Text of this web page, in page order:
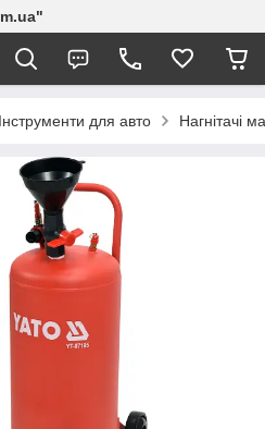
Інструменти для авто Нагнітачі